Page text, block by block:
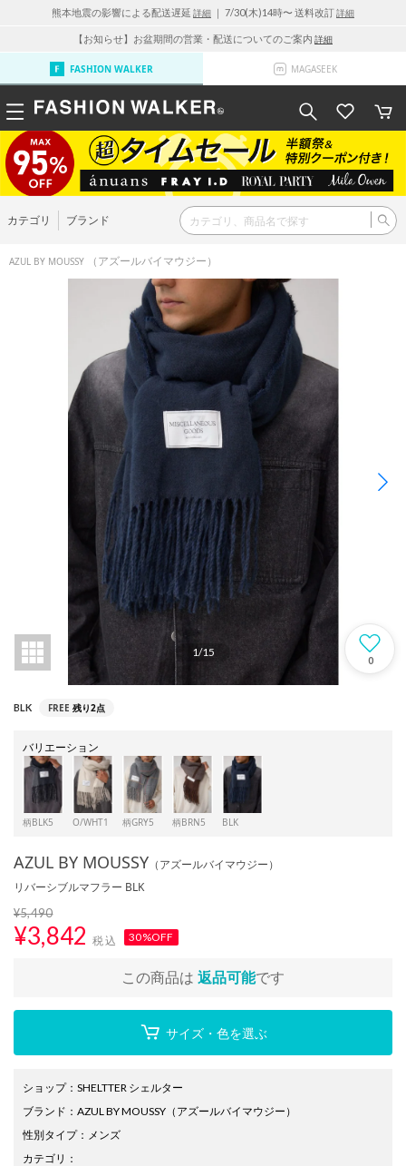
熊本地震の影響による配送遅延 詳細 ｜ 7/30(木)14時〜 送料改訂詳細
【お知らせ】お盆期間の営業・配送についてのご案内 詳細
FASHION WALKER MAGASEEK
カテゴリ ブランド
AZUL BY MOUSSY （アズールバイマウジー）
1/15
0
BLK FREE 残り2点
バリエーション
柄BLK5 O/WHT1 柄GRY5 柄BRN5 BLK
AZUL BY MOUSSY （アズールバイマウジー）
リバーシブルマフラー BLK
¥5,490
¥3,842 税込 30%OFF
この商品は 返品可能です
サイズ・色を選ぶ
ショップ： SHELTTER シェルター
ブランド ： AZUL BY MOUSSY （アズールバイマウジー）
性別タイプ： メンズ
カテゴリ ：